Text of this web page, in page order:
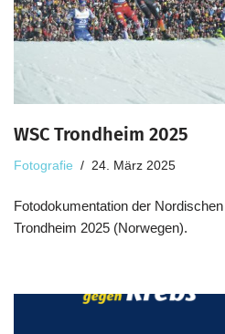
WSC Trondheim 2025
Fotografie 24. März 2025
Fotodokumentation der
Trondheim 2025 (Norwegen).